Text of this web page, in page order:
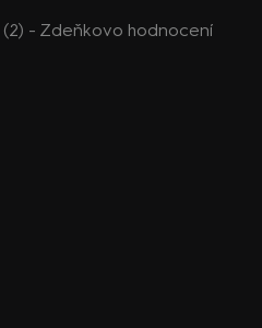
(2) - Zdeňkovo hodnocení